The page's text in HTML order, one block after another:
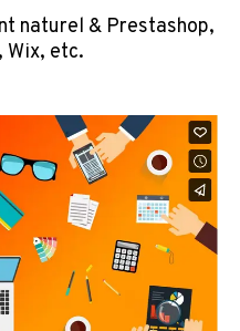
naturel & Prestashop,
Wix, etc.